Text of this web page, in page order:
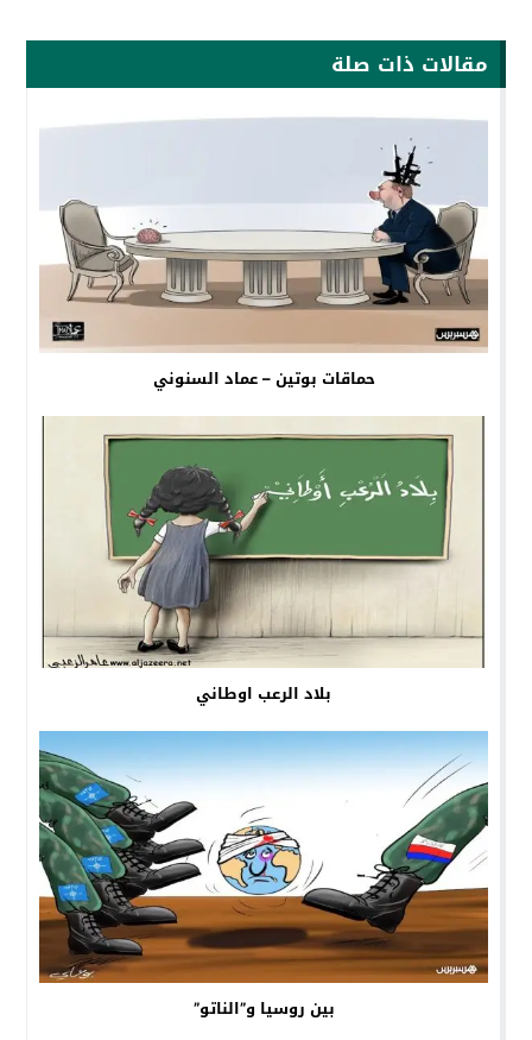
مقالات ذات صلة
حماقات بوتين – عماد السنوني
بلاد الرعب اوطاني
بين روسيا و”الناتو”